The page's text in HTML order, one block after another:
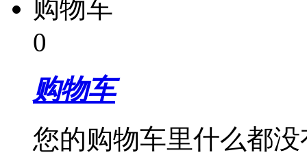
购物车
0
购物车
您的购物车里什么都没